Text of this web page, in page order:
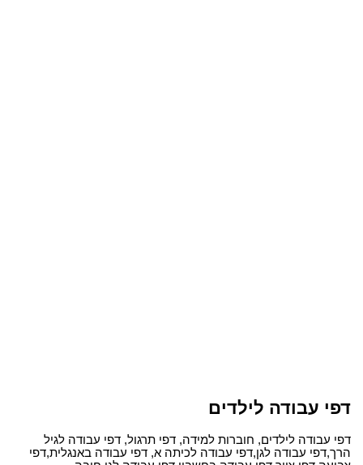
דפי עבודה לילדים
דפי עבודה לילדים, חוברות למידה, דפי תרגול, דפי עבודה לגיל
הרך,דפי עבודה לגן,דפי עבודה לכיתה א, דפי עבודה באנגלית,דפי